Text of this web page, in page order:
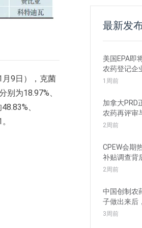
9日），克菌
为18.97%、
、
最新发
美国EPA即
农药登记企
1周前
加拿大PRD
农药再评审
2周前
CPEW会期
补贴调查背
么？
2周前
中国创制农
子做出来后
接受？
3周前